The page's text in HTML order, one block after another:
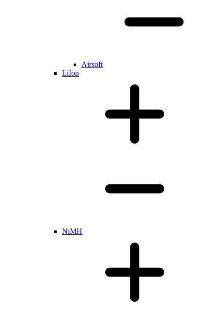
Airsoft
LiIon
NiMH